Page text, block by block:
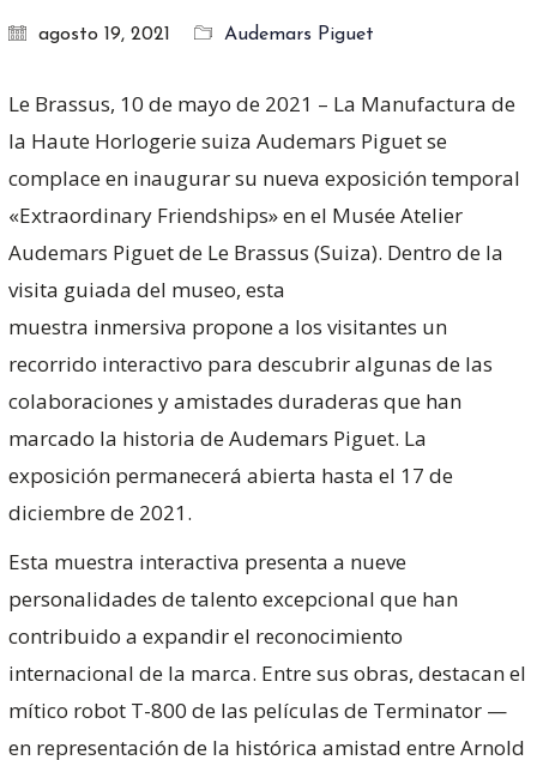
agosto 19, 2021 Audemars Piguet
Le Brassus, 10 de mayo de 2021 – La Manufactura de
la Haute Horlogerie suiza Audemars Piguet se
complace en inaugurar su nueva exposición temporal
«Extraordinary Friendships» en el Musée Atelier
Audemars Piguet de Le Brassus (Suiza). Dentro de la
visita guiada del museo, esta
muestra inmersiva propone a los visitantes un
recorrido interactivo para descubrir algunas de las
colaboraciones y amistades duraderas que han
marcado la historia de Audemars Piguet. La
exposición permanecerá abierta hasta el 17 de
diciembre de 2021.
Esta muestra interactiva presenta a nueve
personalidades de talento excepcional que han
contribuido a expandir el reconocimiento
internacional de la marca. Entre sus obras, destacan el
mítico robot T-800 de las películas de Terminator —
en representación de la histórica amistad entre Arnold